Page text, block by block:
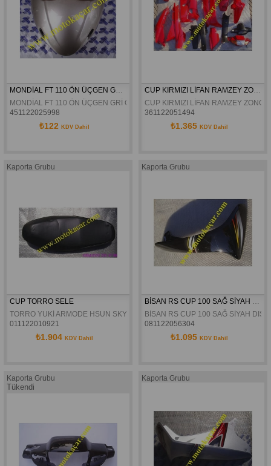
MONDİAL FT 110 ÖN ÜÇGEN GRİ ORJİNAL
MONDİAL FT 110 ÖN ÜÇGEN GRİ ORJİNAL
451122025998
₺122 KDV Dahil
CUP KIRMIZI LİFAN RAMZEY
361122051494
₺1.365 KDV Dahil
Kaporta Grubu
CUP TORRO SELE
TORRO YUKİ ARMODE HSUN SKYGO SELE KOLTUK
011122010921
₺1.904 KDV Dahil
Kaporta Grubu
BİSAN RS CUP 100 SAĞ SİYAH DIŞ
081122056304
₺1.095 KDV Dahil
Kaporta Grubu
Tükendi
Kaporta Grubu